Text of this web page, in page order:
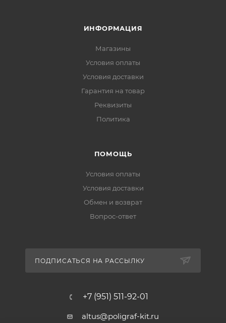
ИНФОРМАЦИЯ
Магазины
Условия оплаты
Условия доставки
Гарантия на товар
Реквизиты
Политика
ПОМОЩЬ
Условия оплаты
Условия доставки
Обмен и возврат
Вопрос-ответ
ПОДПИСАТЬСЯ НА РАССЫЛКУ
+7 (951) 511-92-01
altus@poligraf-kit.ru